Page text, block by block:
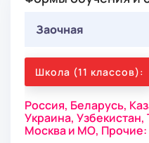
Заочная
Школа (11 классов):
Россия, Беларусь,
Украина, Узбекистан,
Москва и МО, Прочие: